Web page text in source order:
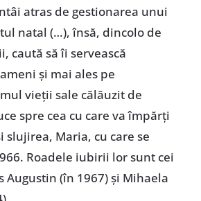
atras de gestionarea unui
natal (…), însă, dincolo de
caută să îi servească
și mai ales pe
vieții sale călăuzit de
spre cea cu care va împărți
slujirea, Maria, cu care se
Roadele iubirii lor sunt cei
Augustin (în 1967) și Mihaela